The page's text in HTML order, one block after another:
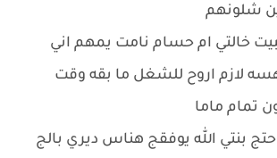
شلونهم
خالتي ام حسام نامت يمهم اني
لازم اروح للشغل ما بقه وقت
تمام ماما
بنتي الله يوفقج هناس ديري بالج